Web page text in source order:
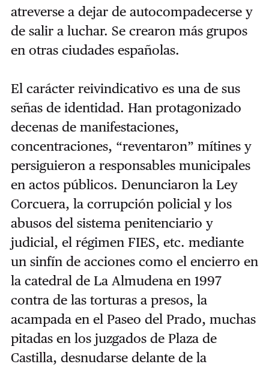
atreverse a dejar de autocompadecerse y
de salir a luchar. Se crearon más grupos
en otras ciudades españolas.
El carácter reivindicativo es una de sus
señas de identidad. Han protagonizado
decenas de manifestaciones,
concentraciones, “reventaron” mítines y
persiguieron a responsables municipales
en actos públicos. Denunciaron la Ley
Corcuera, la corrupción policial y los
abusos del sistema penitenciario y
judicial, el régimen FIES, etc. mediante
un sinfín de acciones como el encierro en
la catedral de La Almudena en 1997
contra de las torturas a presos, la
acampada en el Paseo del Prado, muchas
pitadas en los juzgados de Plaza de
Castilla, desnudarse delante de la